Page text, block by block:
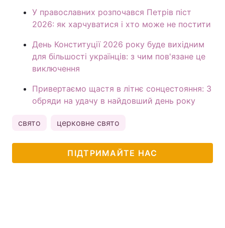
У православних розпочався Петрів піст
2026: як харчуватися і хто може не постити
День Конституції 2026 року буде вихідним
для більшості українців: з чим пов'язане це
виключення
Привертаємо щастя в літнє сонцестояння: 3
обряди на удачу в найдовший день року
свято церковне свято
ПІДТРИМАЙТЕ НАС